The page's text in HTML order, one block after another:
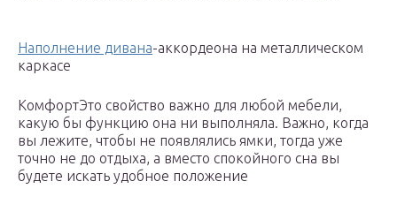
Наполнение дивана-аккордеона на металлическом
каркасе
КомфортЭто свойство важно для любой мебели,
какую бы функцию она ни выполняла. Важно, когда
вы лежите, чтобы не появлялись ямки, тогда уже
точно не до отдыха, а вместо спокойного сна вы
будете искать удобное положение